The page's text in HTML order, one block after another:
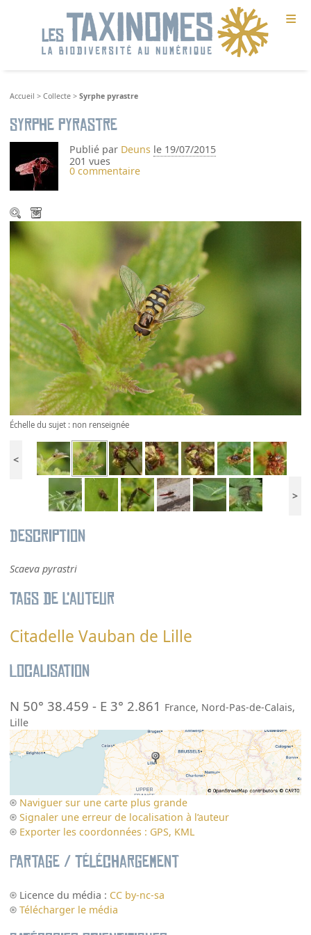
≡
Accueil >Collecte >Syrphe pyrastre
Syrphe pyrastre
Publié par Deuns le 19/07/2015
201 vues
0 commentaire
Échelle du sujet : non renseignée
<
>
Description
Scaeva pyrastri
Tags de l’auteur
Citadelle Vauban de Lille
Localisation
N 50° 38.459 - E 3° 2.861 France, Nord-Pas-de-Calais,
Lille
Naviguer sur une carte plus grande
Signaler une erreur de localisation à l’auteur
Exporter les coordonnées : GPS, KML
Partage / Téléchargement
Licence du média : CC by-nc-sa
Télécharger le média